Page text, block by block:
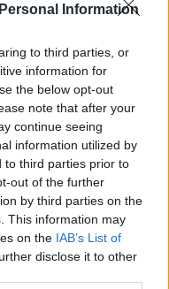
Information
to third parties, or
information for
the below opt-out
note that after your
continue seeing
information utilized by
to third parties prior to
out of the further
by third parties on the
This information may
on the IAB’s List of
disclose it to other
Vi tornerà utile per avere
virtuale 3? Diteci la
da parte di
da ritenersi
indiscrezioni
Facebook